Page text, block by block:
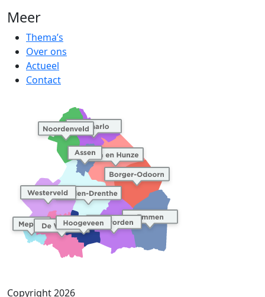
Meer
Thema’s
Over ons
Actueel
Contact
Copyright 2026